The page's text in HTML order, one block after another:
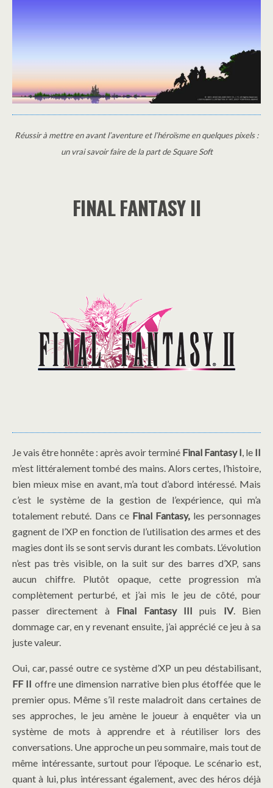
Réussir à mettre en avant l’aventure et l’héroïsme en quelques pixels :
un vrai savoir faire de la part de Square Soft
FINAL FANTASY II
Je vais être honnête : après avoir terminé Final Fantasy I, le II
m’est littéralement tombé des mains. Alors certes, l’histoire,
bien mieux mise en avant, m’a tout d’abord intéressé. Mais
c’est le système de la gestion de l’expérience, qui m’a
totalement rebuté. Dans ce Final Fantasy,les personnages
gagnent de l’XP en fonction de l’utilisation des armes et des
magies dont ils se sont servis durant les combats. L’évolution
n’est pas très visible, on la suit sur des barres d’XP, sans
aucun chiffre. Plutôt opaque, cette progression m’a
complètement perturbé, et j’ai mis le jeu de côté, pour
passer directement à Final Fantasy III puis IV. Bien
dommage car, en y revenant ensuite, j’ai apprécié ce jeu à sa
juste valeur.
Oui, car, passé outre ce système d’XP un peu déstabilisant,
FF II offre une dimension narrative bien plus étoffée que le
premier opus. Même s’il reste maladroit dans certaines de
ses approches, le jeu amène le joueur à enquêter via un
système de mots à apprendre et à réutiliser lors des
conversations. Une approche un peu sommaire, mais tout de
même intéressante, surtout pour l’époque. Le scénario est,
quant à lui, plus intéressant également, avec des héros déjà